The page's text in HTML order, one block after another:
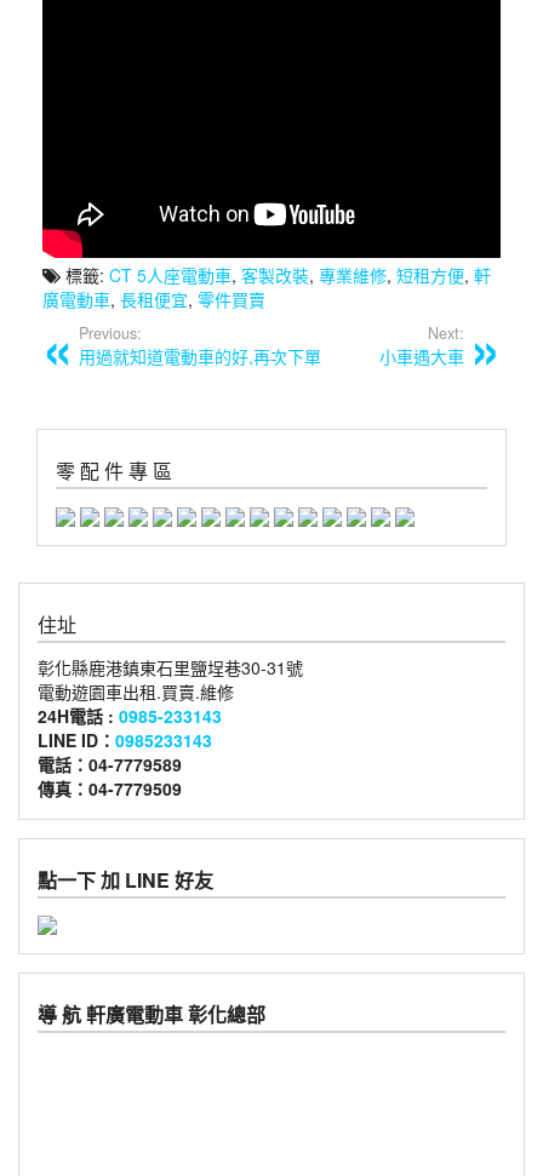
標籤: CT 5人座電動車, 客製改裝, 專業維修, 短租方便, 軒
廣電動車, 長租便宜, 零件買賣
Previous:
用過就知道電動車的好,再次下單
Next:
小車遇大車
零 配 件 專 區
住址
彰化縣鹿港鎮東石里鹽埕巷30-31號
電動遊園車出租.買賣.維修
24H電話 : 0985-233143
LINE ID： 0985233143
電話：04-7779589
傳真：04-7779509
點一下 加 LINE 好友
導 航 軒廣電動車 彰化總部